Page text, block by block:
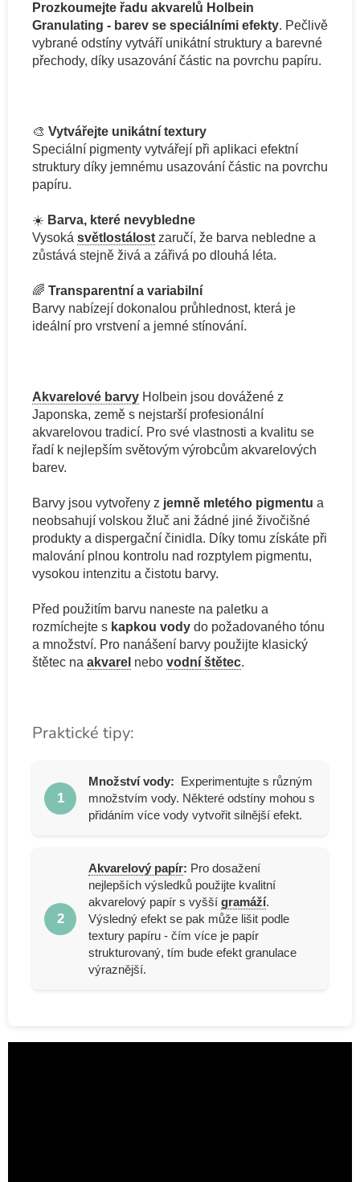
Prozkoumejte řadu akvarelů Holbein
Granulating - barev se speciálními efekty. Pečlivě
vybrané odstíny vytváří unikátní struktury a barevné
přechody, díky usazování částic na povrchu papíru.
🎨 Vytvářejte unikátní textury
Speciální pigmenty vytvářejí při aplikaci efektní
struktury díky jemnému usazování částic na povrchu
papíru.
☀️ Barva, které nevybledne
Vysoká světlostálost zaručí, že barva nebledne a
zůstává stejně živá a zářivá po dlouhá léta.
🌈 Transparentní a variabilní
Barvy nabízejí dokonalou průhlednost, která je
ideální pro vrstvení a jemné stínování.
Akvarelové barvy Holbein jsou dovážené z
Japonska, země s nejstarší profesionální
akvarelovou tradicí. Pro své vlastnosti a kvalitu se
řadí k nejlepším světovým výrobcům akvarelových
barev.
Barvy jsou vytvořeny z jemně mletého pigmentu a
neobsahují volskou žluč ani žádné jiné živočišné
produkty a dispergační činidla. Díky tomu získáte při
malování plnou kontrolu nad rozptylem pigmentu,
vysokou intenzitu a čistotu barvy.
Před použitím barvu naneste na paletku a
rozmíchejte s kapkou vody do požadovaného tónu
a množství. Pro nanášení barvy použijte klasický
štětec na akvarel nebo vodní štětec.
Praktické tipy:
1
Množství vody: Experimentujte s různým
množstvím vody. Některé odstíny mohou s
přidáním více vody vytvořit silnější efekt.
2
Akvarelový papír: Pro dosažení
nejlepších výsledků použijte kvalitní
akvarelový papír s vyšší gramáží.
Výsledný efekt se pak může lišit podle
textury papíru - čím více je papír
strukturovaný, tím bude efekt granulace
výraznější.